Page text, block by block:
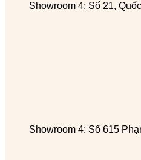
Showroom 4: Số 21,
Showroom 4: Số 615